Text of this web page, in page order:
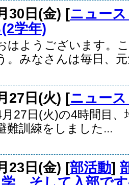
30日(金) [ニュー
学年)
はようございます。
。みなさんは毎日、
27日(火) [ニュー
27日(火)の4時間目
難訓練をしました...
23日(金) [部活動]